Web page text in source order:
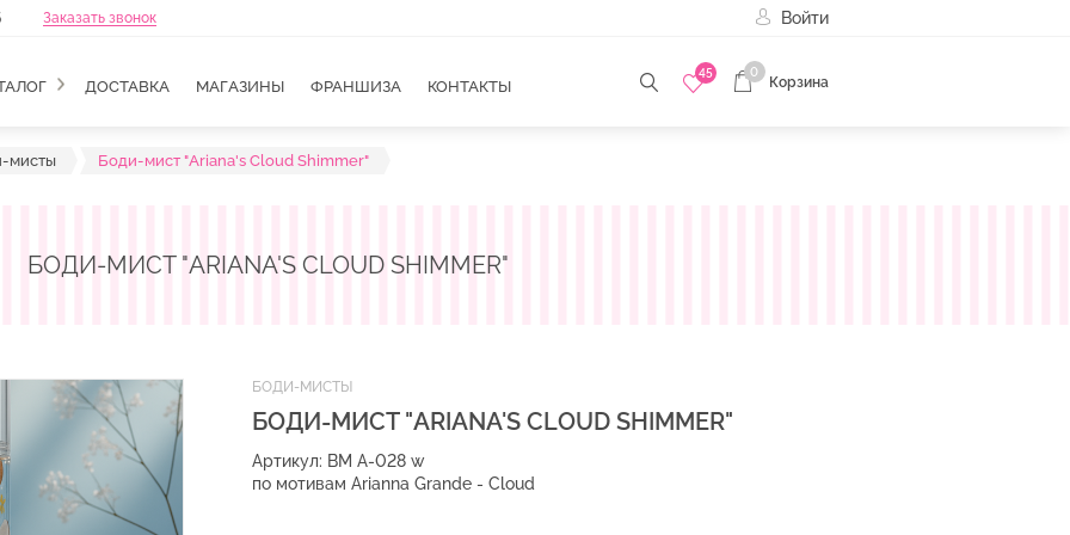
Заказать звонок Войти
ДОСТАВКА МАГАЗИНЫ ФРАНШИЗА КОНТАКТЫ
45 0
Корзина
мисты Боди-мист "Ariana's Cloud Shimmer"
БОДИ-МИСТ "ARIANA'S CLOUD SHIMMER"
БОДИ-МИСТЫ
БОДИ-МИСТ "ARIANA'S CLOUD SHIMMER"
Артикул: BM A-028 w
по мотивам Arianna Grande - Cloud